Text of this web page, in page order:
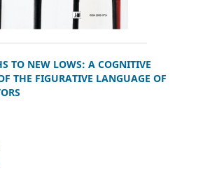
TO NEW LOWS: A COGNITIVE
THE FIGURATIVE LANGUAGE OF